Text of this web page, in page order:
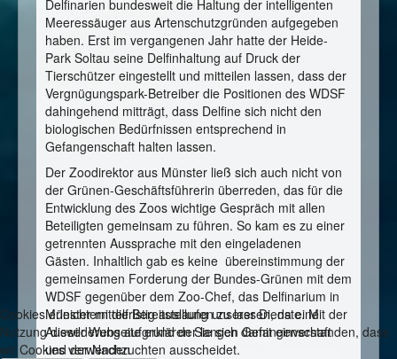
Delfinarien bundesweit die Haltung der intelligenten
Meeressäuger aus Artenschutzgründen aufgegeben
haben. Erst im vergangenen Jahr hatte der Heide-
Park Soltau seine Delfinhaltung auf Druck der
Tierschützer eingestellt und mitteilen lassen, dass der
Vergnügungspark-Betreiber die Positionen des WDSF
dahingehend mitträgt, dass Delfine sich nicht den
biologischen Bedürfnissen entsprechend in
Gefangenschaft halten lassen.
Der Zoodirektor aus Münster ließ sich auch nicht von
der Grünen-Geschäftsführerin überreden, das für die
Entwicklung des Zoos wichtige Gespräch mit allen
Beteiligten gemeinsam zu führen. So kam es zu einer
getrennten Aussprache mit den eingeladenen
Gästen. Inhaltlich gab es keine übereinstimmung der
gemeinsamen Forderung der Bundes-Grünen mit dem
WDSF gegenüber dem Zoo-Chef, das Delfinarium in
Münster mittelfristig auslaufen zu lassen, da eine
Auswilderung aufgrund der langen Gefangenschaft
und der Nachzuchten ausscheidet.
Cookies erleichtern die Bereitstellung unserer Dienste. Mit der
Nutzung dieser Webseite erklären Sie sich damit einverstanden, dass
wir Cookies verwenden